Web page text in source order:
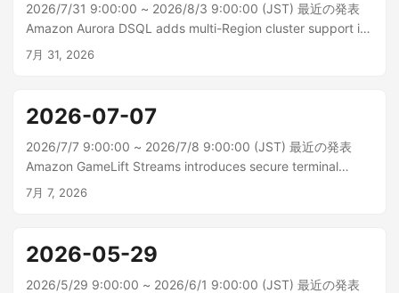
2026/7/31 9:00:00 ~ 2026/8/3 9:00:00 (JST) 最近の発表
Amazon Aurora DSQL adds multi-Region cluster support in
four more Regions 本日より、Amazon Aurora DSQL はさら
7月 31, 2026
2026-07-07
2026/7/7 9:00:00 ~ 2026/7/8 9:00:00 (JST) 最近の発表
Amazon GameLift Streams introduces secure terminal
access for stream sessions Amazon GameLift Streams で
7月 7, 2026
2026-05-29
2026/5/29 9:00:00 ~ 2026/6/1 9:00:00 (JST) 最近の発表